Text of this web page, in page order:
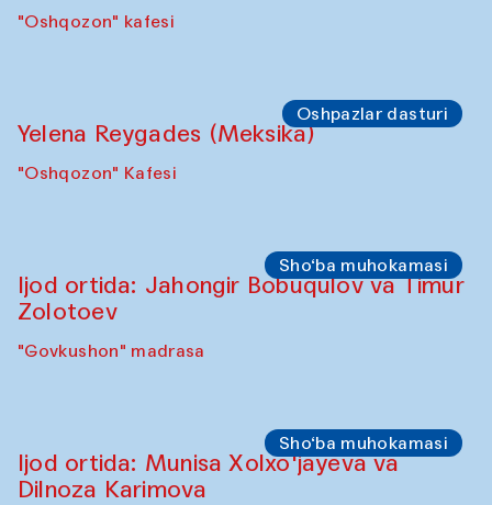
"Oshqozon" kafesi
Oshpazlar dasturi
Yelena Reygades (Meksika)
"Oshqozon" Kafesi
Sho‘ba muhokamasi
Ijod ortida: Jahongir Bobuqulov va Timur
Zolotoev
"Govkushon" madrasa
Sho‘ba muhokamasi
Ijod ortida: Munisa Xolxo'jayeva va
Dilnoza Karimova